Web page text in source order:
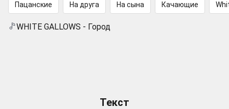
Пацанские На друга На сына Качающие
WHITE GALLOWS - Город
Текст